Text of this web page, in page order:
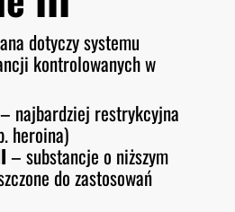
dotyczy systemu
kontrolowanych w
– najbardziej restrykcyjna
heroina)
– substancje o niższym
do zastosowań